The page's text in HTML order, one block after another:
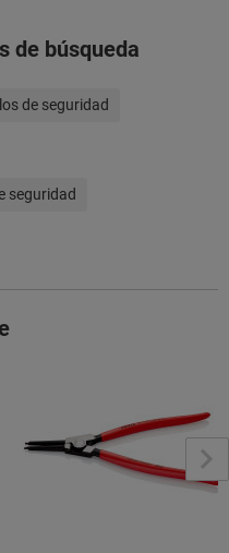
de búsqueda
de seguridad
seguridad